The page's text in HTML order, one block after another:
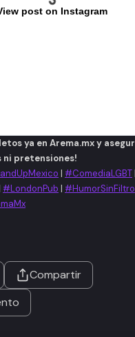
post on Instagram
ya en Arema.mx y
ni pretensiones!
| #ComediaLGBT|
#LondonPub | #HumorSinFiltro
Compartir